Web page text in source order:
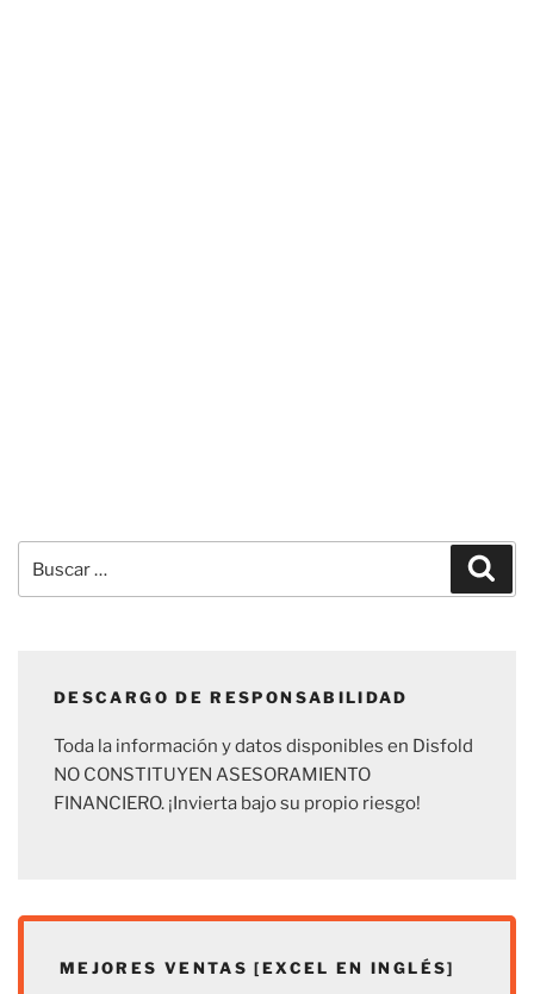
por:
DESCARGO DE RESPONSABILIDAD
Toda la información y datos disponibles en Disfold
NO CONSTITUYEN ASESORAMIENTO
FINANCIERO. ¡Invierta bajo su propio riesgo!
MEJORES VENTAS [EXCEL EN INGLÉS]